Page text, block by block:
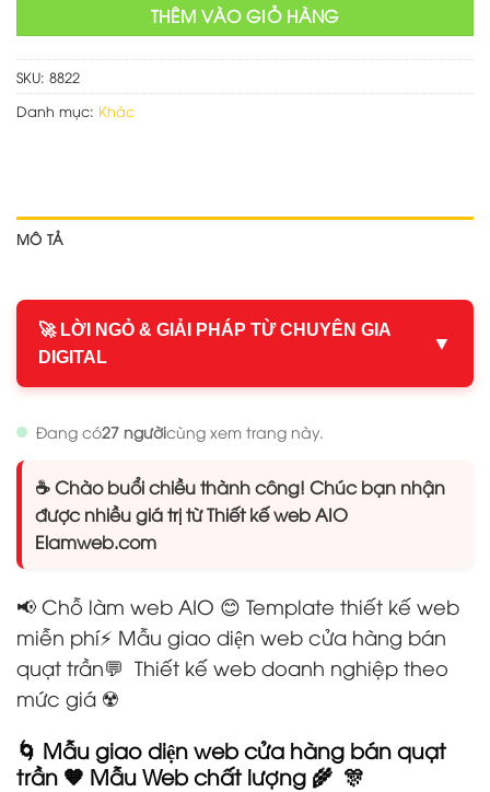
THÊM VÀO GIỎ HÀNG
SKU: 8822
Danh mục: Khác
MÔ TẢ
🚀 LỜI NGỎ & GIẢI PHÁP TỪ CHUYÊN GIA
DIGITAL
▼
Đang có27 ngườicùng xem trang này.
☕ Chào buổi chiều thành công! Chúc bạn nhận
được nhiều giá trị từ Thiết kế web AIO
Elamweb.com
📢 Chỗ làm web AIO 😊 Template thiết kế web
miễn phí⚡ Mẫu giao diện web cửa hàng bán
quạt trần💬 Thiết kế web doanh nghiệp theo
mức giá ☢️
🌀 Mẫu giao diện web cửa hàng bán quạt
trần 🧡 Mẫu Web chất lượng 🌾 🎊